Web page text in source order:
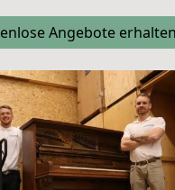
Angebote erhalten